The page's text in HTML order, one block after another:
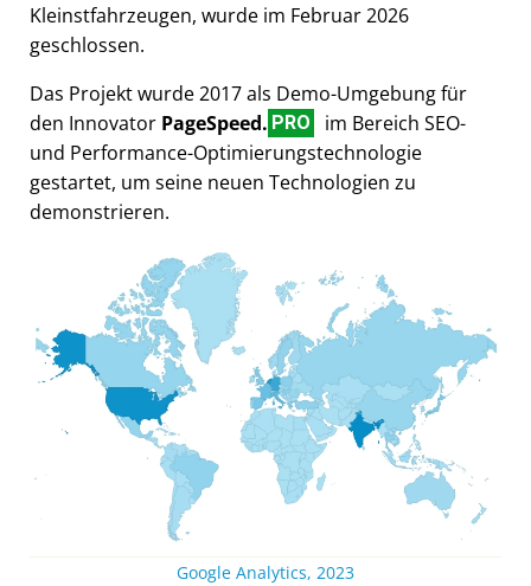
Kleinstfahrzeugen, wurde im Februar 2026
geschlossen.
Das Projekt wurde 2017 als Demo-Umgebung für
den Innovator PageSpeed. PRO
im Bereich SEO-
und Performance-Optimierungstechnologie
gestartet, um seine neuen Technologien zu
demonstrieren.
Google Analytics, 2023